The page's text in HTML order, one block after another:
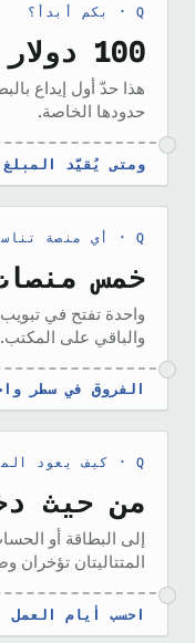
بكم أبدأ؟
100 دولار
هذا حدّ أول إيداع
حدودها الخاصة.
ومتى يُقيَّد المبلغ
أي منصة
خمس
واحدة تفتح في
والباقي على المكتب.
الفروق في سطر
كيف يعود
من حيث
إلى البطاقة أو
المتتاليتان تؤخران
احسب أيام العمل